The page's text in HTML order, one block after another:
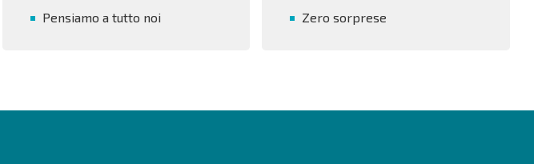
Pensiamo a tutto noi
Zero sorprese